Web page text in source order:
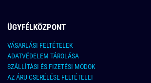
ÜGYFÉLKÖZPONT
VÁSARLÁSI FELTÉTELEK
ADATVÉDELEM TÁROLÁSA
SZÁLLÍTÁSI ÉS FIZETÉSI MÓDOK
AZ ÁRU CSERÉLÉSE FELTÉTELEI